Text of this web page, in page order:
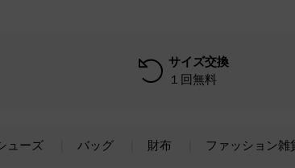
サイズ交換
１回無料
ューズ バッグ 財布 ファッション雑